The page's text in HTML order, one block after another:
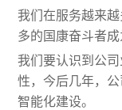
我们在服务越来
多的国康奋斗者成
我们要认识到公
性，今后几年，
智能化建设。